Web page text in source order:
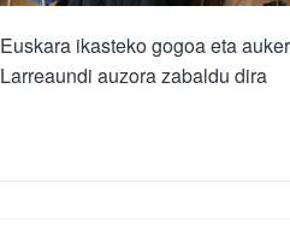
Euskara ikasteko gogoa eta
Larreaundi auzora zabaldu dira